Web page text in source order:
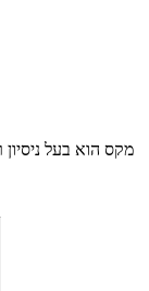
מקס הוא בעל